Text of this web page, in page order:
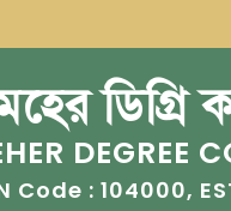
ডিগ্রি
DEGREE
Code : 104000,